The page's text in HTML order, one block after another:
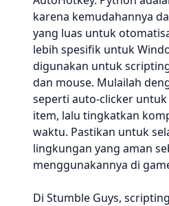
karena kemudahannya
yang luas untuk
lebih spesifik untuk
digunakan untuk
dan mouse. Mulailah
seperti auto-clicker
item, lalu tingkatkan
waktu. Pastikan untuk
lingkungan yang aman
menggunakannya di
Di Stumble Guys,